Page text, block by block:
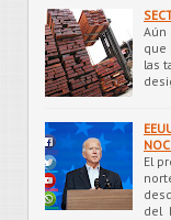
Aún
que
las
El
del